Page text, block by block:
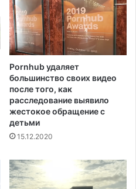
Pornhub удаляет
большинство своих видео
после того, как
расследование выявило
жестокое обращение с
детьми
15.12.2020